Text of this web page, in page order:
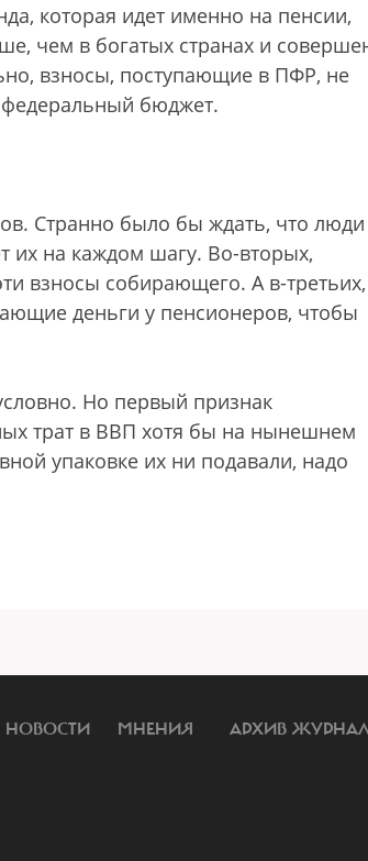
которая идет именно на пенсии,
чем в богатых странах и
взносы, поступающие в ПФР, не
федеральный бюджет.
Странно было бы ждать, что
их на каждом шагу. Во-вторых,
взносы собирающего. А в-третьих,
деньги у пенсионеров, чтобы
Но первый признак
трат в ВВП хотя бы на нынешнем
упаковке их ни подавали, надо
НОВОСТИ МНЕНИЯ АРХИВ